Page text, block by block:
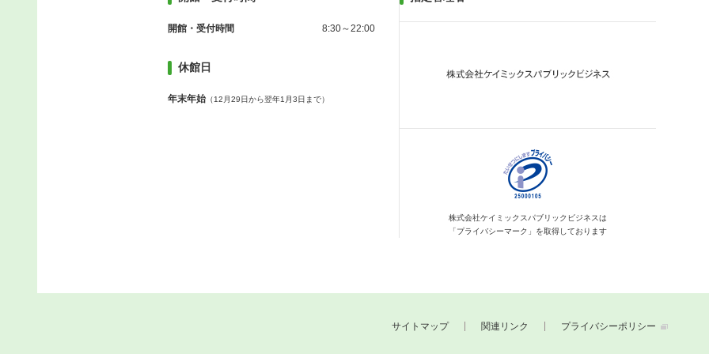
開館・受付時間 8:30～22:00
休館日
年末年始 （12月29日から翌年1月3日まで）
株式会社ケイミックス パブリックビジネスは
「プライバシーマーク」を取得しております
サイトマップ 関連リンク プライバシーポリシー